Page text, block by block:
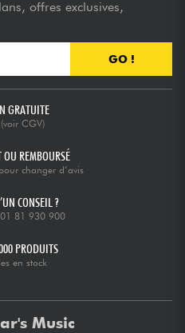
offres exclusives,
GO !
GRATUITE
(voir CGV)
OU REMBOURSÉ
changer d’avis
CONSEIL ?
01 81 930 900
PRODUITS
en stock
Music